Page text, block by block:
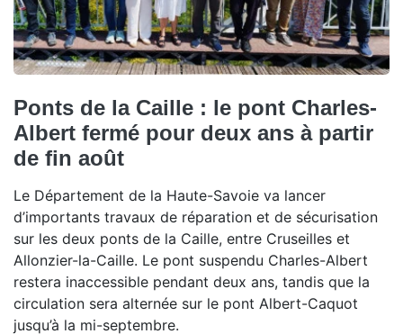
Ponts de la Caille : le pont Charles-
Albert fermé pour deux ans à partir
de fin août
Le Département de la Haute-Savoie va lancer
d’importants travaux de réparation et de sécurisation
sur les deux ponts de la Caille, entre Cruseilles et
Allonzier-la-Caille. Le pont suspendu Charles-Albert
restera inaccessible pendant deux ans, tandis que la
circulation sera alternée sur le pont Albert-Caquot
jusqu’à la mi-septembre.